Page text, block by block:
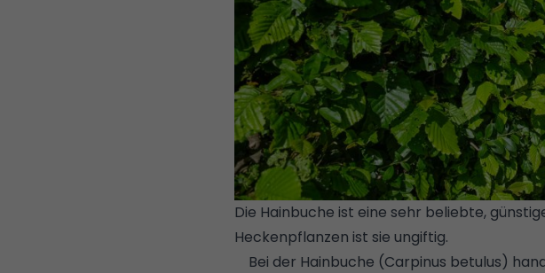
Die Hainbuche ist eine sehr beliebte,
Heckenpflanzen ist sie ungiftig.
Bei der Hainbuche (Carpinus betulus)